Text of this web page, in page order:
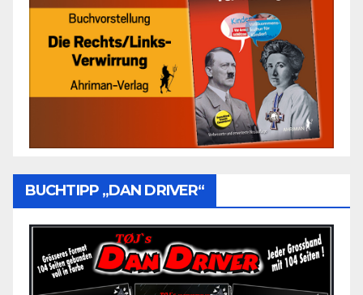
BUCHTIPP „DAN DRIVER“